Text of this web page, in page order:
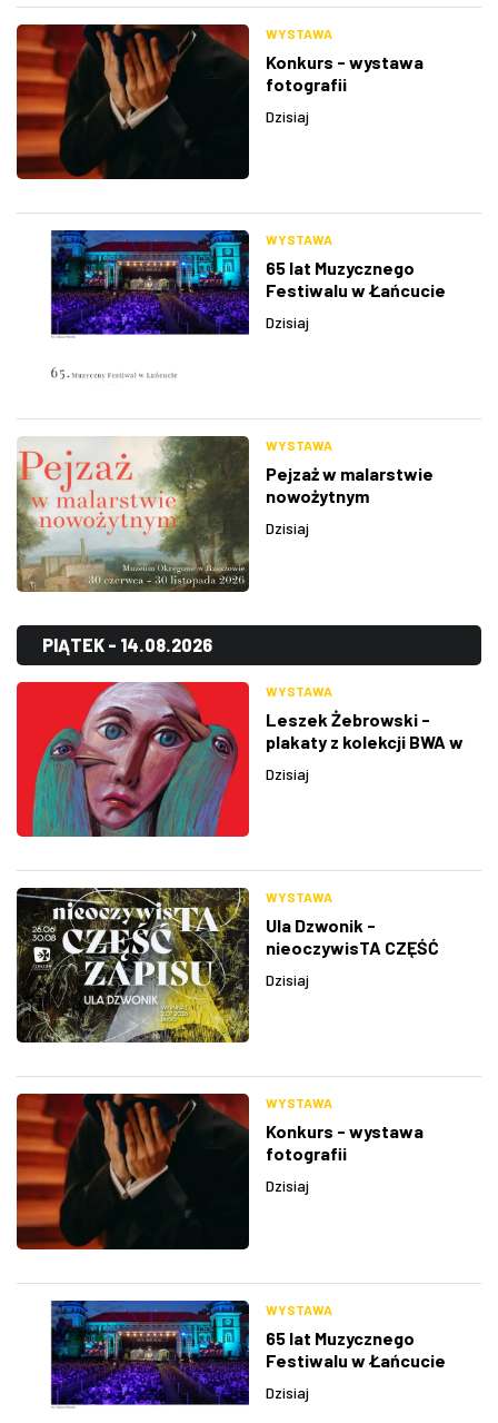
WYSTAWA
Konkurs - wystawa
fotografii
Dzisiaj
WYSTAWA
65 lat Muzycznego
Festiwalu w Łańcucie
Dzisiaj
WYSTAWA
Pejzaż w malarstwie
nowożytnym
Dzisiaj
PIĄTEK - 14.08.2026
WYSTAWA
Leszek Żebrowski -
plakaty z kolekcji BWA w
Dzisiaj
WYSTAWA
Ula Dzwonik -
nieoczywisTA CZĘŚĆ
Dzisiaj
WYSTAWA
Konkurs - wystawa
fotografii
Dzisiaj
WYSTAWA
65 lat Muzycznego
Festiwalu w Łańcucie
Dzisiaj